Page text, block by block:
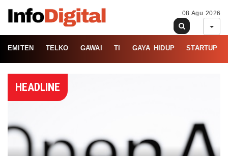
08 Agu 2026
EMITEN TELKO GAWAI TI GAYA HIDUP STARTUP
HEADLINE